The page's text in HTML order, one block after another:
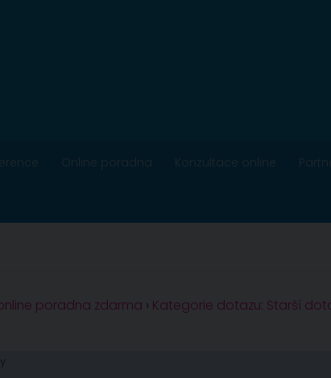
Online poradna Konzultace online
poradna zdarma › Kategorie dotazu: Starší